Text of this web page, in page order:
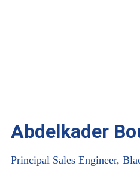
Abdelkader
Principal Sales Engineer,